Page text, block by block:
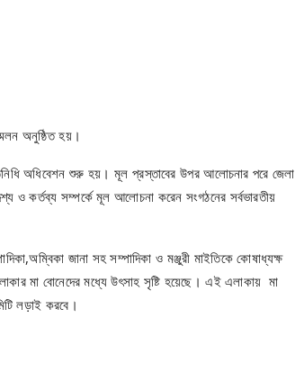
অনুষ্ঠিত হয়।
অধিবেশন শুরু হয়। মূল প্রস্তাবের উপর আলোচনার পরে জেলা
ও কর্তব্য সম্পর্কে মূল আলোচনা করেন সংগঠনের সর্বভারতীয়
জানা সহ সম্পাদিকা ও মঞ্জুরী মাইতিকে কোষাধ্যক্ষ
মা বোনেদের মধ্যে উৎসাহ সৃষ্টি হয়েছে। এই এলাকায় মা
লড়াই করবে।